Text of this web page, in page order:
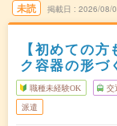
未読 掲載日 2026/08/
【初めての
ク容器の形づ
職種未経験OK 交
派遣